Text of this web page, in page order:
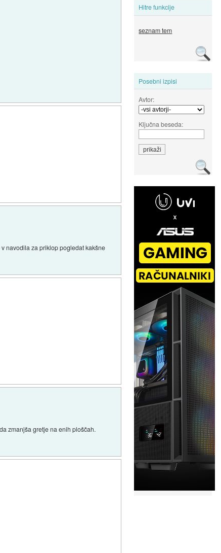
Hitre funkcije
seznam tem
Posebni izpisi
Avtor:
Ključna beseda:
navodila za priklop pogledat kakšne
zmanjša gretje na enih ploščah.